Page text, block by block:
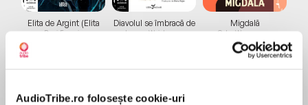
AudioTribe.ro folosește cookie-uri
Elita de Argint (Elita
de...
Dani Francis
Diavolul se îmbracă de
la...
Lauren Weisberger
Migdală
Sohn Won-pyung